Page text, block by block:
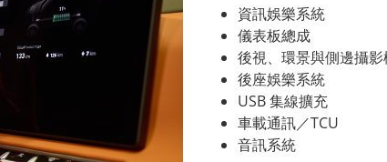
資訊娛樂系統
儀表板總成
後視、環景與側邊攝影
後座娛樂系統
USB 集線擴充
車載通訊／TCU
音訊系統